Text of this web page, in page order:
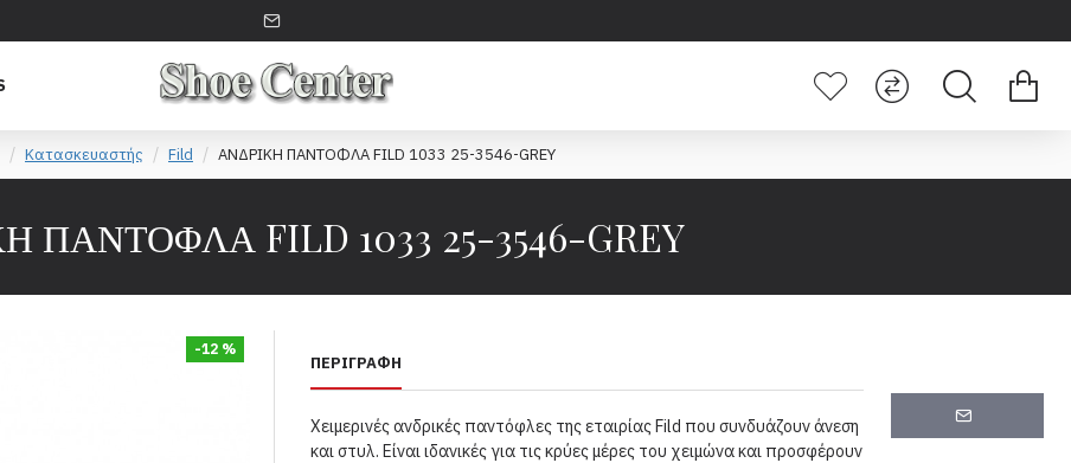
Κατασκευαστής Fild ΑΝΔΡΙΚΗ ΠΑΝΤΟΦΛΑ FILD 1033 25-3546-GREY
ΠΑΝΤΟΦΛΑ FILD 1033 25-3546-GREY
-12 %
ΠΕΡΙΓΡΑΦΉ
Χειμερινές ανδρικές παντόφλες της εταιρίας Fild που συνδυάζουν άνεση
και στυλ. Είναι ιδανικές για τις κρύες μέρες του χειμώνα και προσφέρουν